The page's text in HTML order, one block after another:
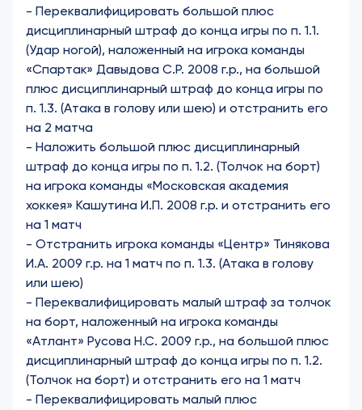
- Переквалифицировать большой плюс
дисциплинарный штраф до конца игры по п. 1.1.
(Удар ногой), наложенный на игрока команды
«Спартак» Давыдова С.Р. 2008 г.р., на большой
плюс дисциплинарный штраф до конца игры по
п. 1.3. (Атака в голову или шею) и отстранить его
на 2 матча
- Наложить большой плюс дисциплинарный
штраф до конца игры по п. 1.2. (Толчок на борт)
на игрока команды «Московская академия
хоккея» Кашутина И.П. 2008 г.р. и отстранить его
на 1 матч
- Отстранить игрока команды «Центр» Тинякова
И.А. 2009 г.р. на 1 матч по п. 1.3. (Атака в голову
или шею)
- Переквалифицировать малый штраф за толчок
на борт, наложенный на игрока команды
«Атлант» Русова Н.С. 2009 г.р., на большой плюс
дисциплинарный штраф до конца игры по п. 1.2.
(Толчок на борт) и отстранить его на 1 матч
- Переквалифицировать малый плюс